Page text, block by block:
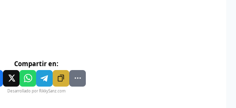
Compartir en:
Desarrollado por RikkySanz.com